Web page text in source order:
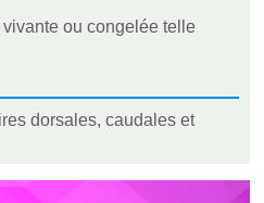
ou congelée telle
dorsales, caudales et